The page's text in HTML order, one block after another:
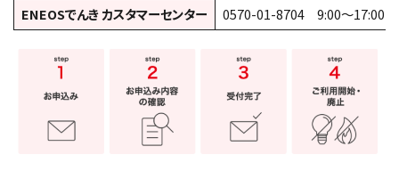
ENEOSでんき カスタマーセンター
0570-01-8704 9:00〜17:00（日